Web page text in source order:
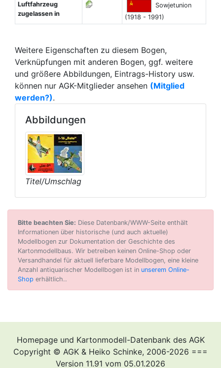
Luftfahrzeug
zugelassen in
Sowjetunion
(1918 - 1991)
Weitere Eigenschaften zu diesem Bogen,
Verknüpfungen mit anderen Bogen, ggf. weitere
und größere Abbildungen, Eintrags-History usw.
können nur AGK-Mitglieder ansehen (Mitglied
werden?).
Abbildungen
Titel/Umschlag
Bitte beachten Sie: Diese Datenbank/WWW-Seite enthält
Informationen über historische (und auch aktuelle)
Modellbogen zur Dokumentation der Geschichte des
Kartonmodellbaus. Wir betreiben keinen Online-Shop oder
Versandhandel für aktuell lieferbare Modellbogen, eine kleine
Anzahl antiquarischer Modellbogen ist in unserem Online-
Shop erhältlich..
Homepage und Kartonmodell-Datenbank des AGK
Copyright © AGK & Heiko Schinke, 2006-2026 ===
Version 11.91 vom 05.01.2026